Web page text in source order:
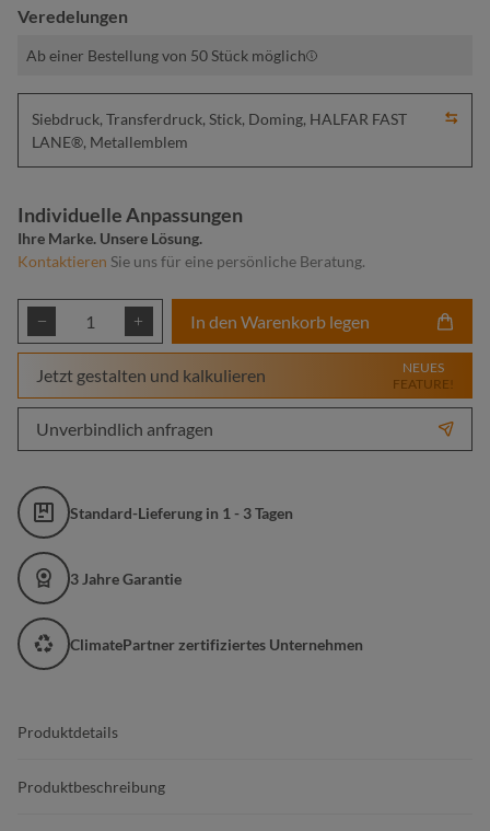
Veredelungen
Ab einer Bestellung von 50 Stück möglich
Siebdruck, Transferdruck, Stick, Doming, HALFAR FAST
LANE®, Metallemblem
Individuelle Anpassungen
Ihre Marke. Unsere Lösung.
Kontaktieren Sie uns für eine persönliche Beratung.
Produkt Anzahl: Gib den gewünschten
In den Warenkorb legen
Jetzt gestalten und kalkulieren
NEUES
FEATURE!
Unverbindlich anfragen
Standard-Lieferung in 1 - 3 Tagen
3 Jahre Garantie
ClimatePartner zertifiziertes Unternehmen
Produktdetails
Produktbeschreibung